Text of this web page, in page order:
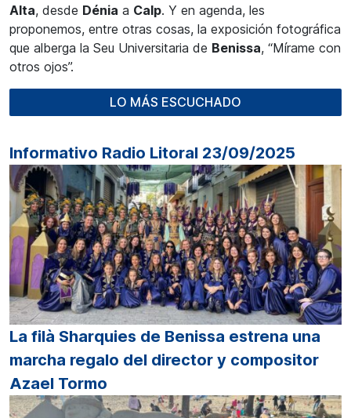
Alta, desde Dénia a Calp. Y en agenda, les
proponemos, entre otras cosas, la exposición fotográfica
que alberga la Seu Universitaria de Benissa, “Mírame con
otros ojos”.
LO MÁS ESCUCHADO
Informativo Radio Litoral 23/09/2025
La filà Sharquies de Benissa estrena una
marcha regalo del director y compositor
Azael Tormo